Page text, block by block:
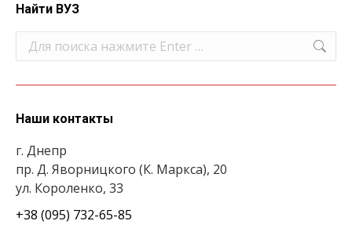
Найти ВУЗ
Поиск:
Наши контакты
г. Днепр
пр. Д. Яворницкого (К. Маркса), 20
ул. Короленко, 33
+38 (095) 732-65-85